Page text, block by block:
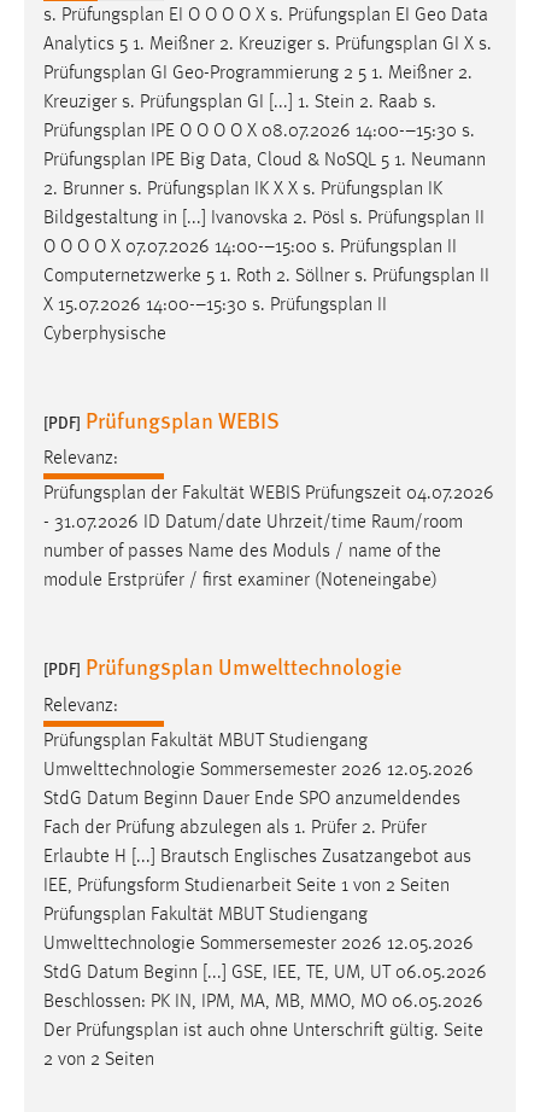
s. Prüfungsplan EI O O O O X s. Prüfungsplan EI Geo Data
Analytics 5 1. Meißner 2. Kreuziger s. Prüfungsplan GI X s.
Prüfungsplan GI Geo-Programmierung 2 5 1. Meißner 2.
Kreuziger s. Prüfungsplan GI [...] 1. Stein 2. Raab s.
Prüfungsplan IPE O O O O X 08.07.2026 14:00-–15:30 s.
Prüfungsplan IPE Big Data, Cloud & NoSQL 5 1. Neumann
2. Brunner s. Prüfungsplan IK X X s. Prüfungsplan IK
Bildgestaltung in [...] Ivanovska 2. Pösl s. Prüfungsplan
O O O O X 07.07.2026 14:00-–15:00 s. Prüfungsplan
Computernetzwerke 5 1. Roth 2. Söllner s. Prüfungsplan
X 15.07.2026 14:00-–15:30 s. Prüfungsplan
Cyberphysische
[PDF] Prüfungsplan WEBIS
Relevanz:
Prüfungsplan der Fakultät WEBIS Prüfungszeit 04.07.2026
- 31.07.2026 ID Datum/date Uhrzeit/time Raum/room
number of passes Name des Moduls / name of the
module Erstprüfer / first examiner (Noteneingabe)
[PDF] Prüfungsplan Umwelttechnologie
Relevanz:
Prüfungsplan Fakultät MBUT Studiengang
Umwelttechnologie Sommersemester 2026 12.05.2026
StdG Datum Beginn Dauer Ende SPO anzumeldendes
Fach der Prüfung abzulegen als 1. Prüfer 2. Prüfer
Erlaubte H [...] Brautsch Englisches Zusatzangebot aus
IEE, Prüfungsform Studienarbeit Seite 1 von 2 Seiten
Prüfungsplan Fakultät MBUT Studiengang
Umwelttechnologie Sommersemester 2026 12.05.2026
StdG Datum Beginn [...] GSE, IEE, TE, UM, UT 06.05.2026
Beschlossen: PK IN, IPM, MA, MB, MMO, MO 06.05.2026
Der Prüfungsplan ist auch ohne Unterschrift gültig. Seite
2 von 2 Seiten